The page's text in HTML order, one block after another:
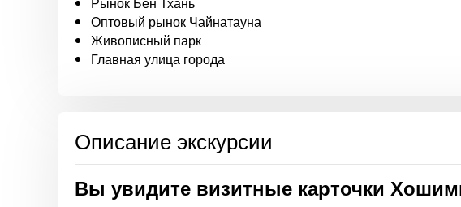
Оптовый рынок Чайнатауна
Живописный парк
Главная улица города
Описание экскурсии
Вы увидите визитные карточки